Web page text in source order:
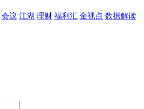
会议 江湖 理财 福利汇 金视点 数据解读